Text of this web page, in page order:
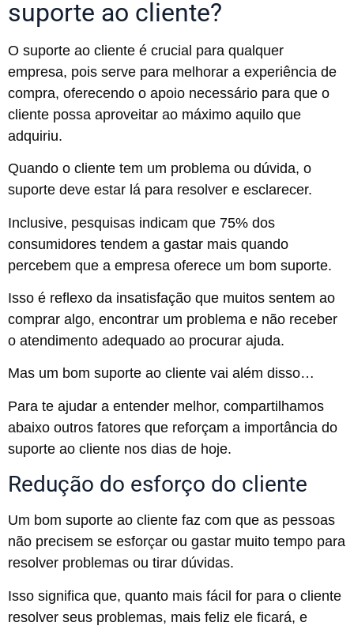
suporte ao cliente?
O suporte ao cliente é crucial para qualquer
empresa, pois serve para melhorar a experiência de
compra, oferecendo o apoio necessário para que o
cliente possa aproveitar ao máximo aquilo que
adquiriu.
Quando o cliente tem um problema ou dúvida, o
suporte deve estar lá para resolver e esclarecer.
Inclusive, pesquisas indicam que 75% dos
consumidores tendem a gastar mais quando
percebem que a empresa oferece um bom suporte.
Isso é reflexo da insatisfação que muitos sentem ao
comprar algo, encontrar um problema e não receber
o atendimento adequado ao procurar ajuda.
Mas um bom suporte ao cliente vai além disso…
Para te ajudar a entender melhor, compartilhamos
abaixo outros fatores que reforçam a importância do
suporte ao cliente nos dias de hoje.
Redução do esforço do cliente
Um bom suporte ao cliente faz com que as pessoas
não precisem se esforçar ou gastar muito tempo para
resolver problemas ou tirar dúvidas.
Isso significa que, quanto mais fácil for para o cliente
resolver seus problemas, mais feliz ele ficará, e